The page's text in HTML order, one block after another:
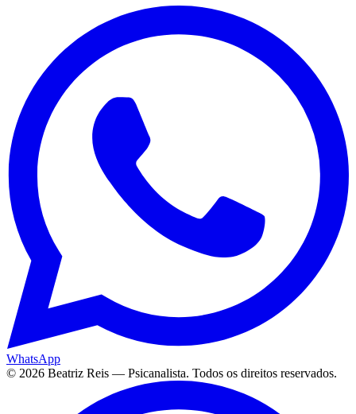
WhatsApp
© 2026 Beatriz Reis — Psicanalista. Todos os direitos reservados.